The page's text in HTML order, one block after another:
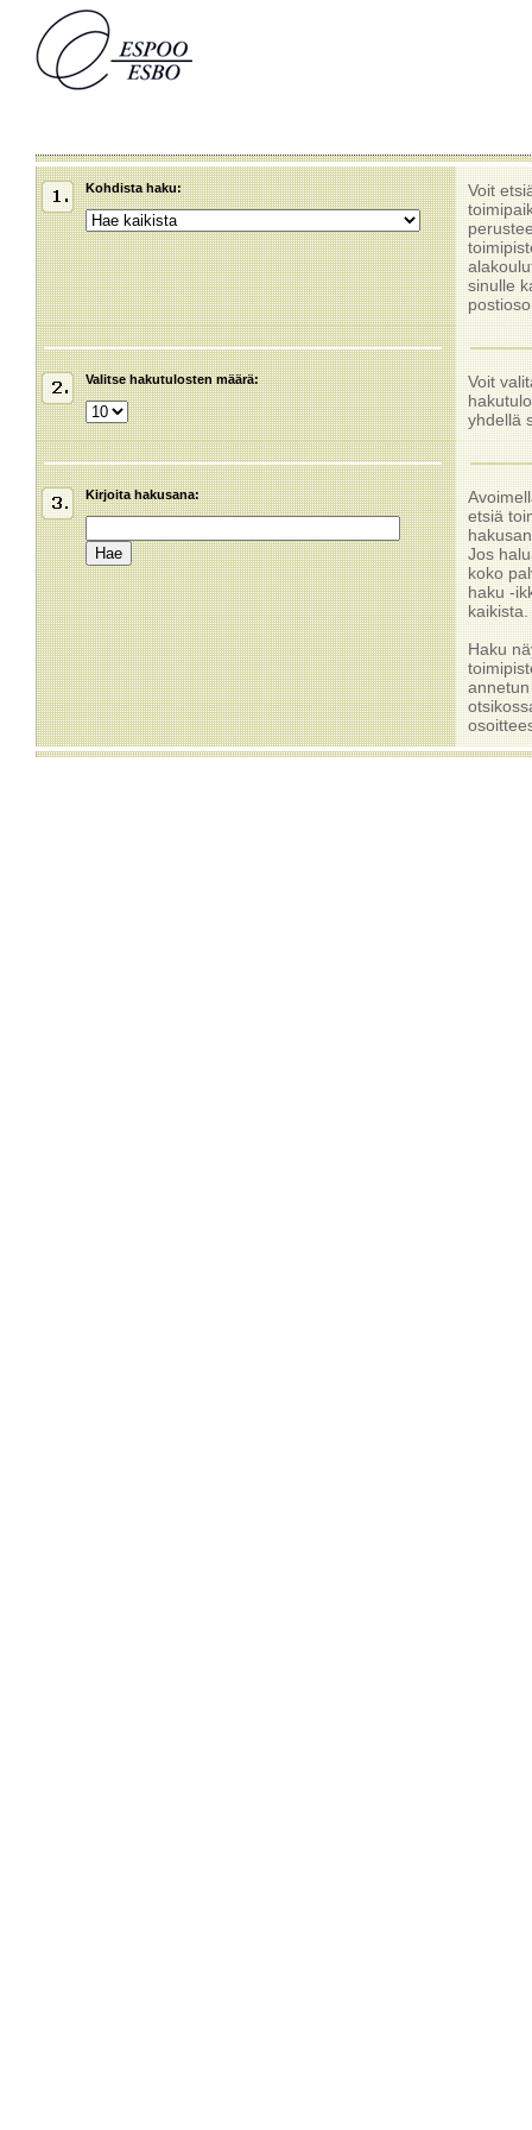
Kohdista haku:
Voit
sinulle
Valitse hakutulosten määrä:
Voit
yhdellä
Kirjoita hakusana:
etsiä
Jos
koko
haku -
kaikista.
Haku